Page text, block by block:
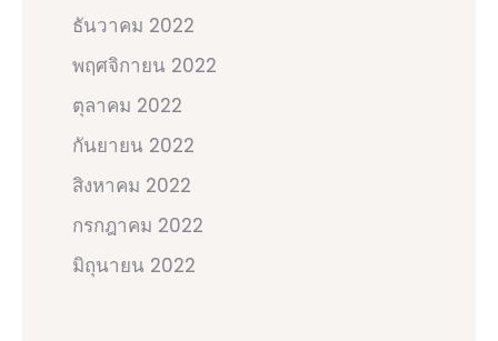
ธันวาคม 2022
พฤศจิกายน 2022
ตุลาคม 2022
กันยายน 2022
สิงหาคม 2022
กรกฎาคม 2022
มิถุนายน 2022